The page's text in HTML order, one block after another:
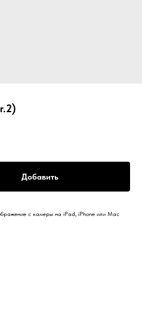
Добавить
с камеры на iPad, iPhone или Mac